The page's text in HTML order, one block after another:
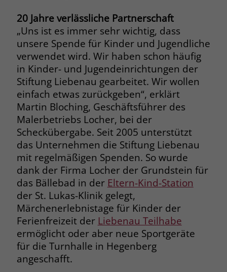
20 Jahre verlässliche Partnerschaft
„Uns ist es immer sehr wichtig, dass
unsere Spende für Kinder und Jugendliche
verwendet wird. Wir haben schon häufig
in Kinder- und Jugendeinrichtungen der
Stiftung Liebenau gearbeitet. Wir wollen
einfach etwas zurückgeben“, erklärt
Martin Bloching, Geschäftsführer des
Malerbetriebs Locher, bei der
Scheckübergabe. Seit 2005 unterstützt
das Unternehmen die Stiftung Liebenau
mit regelmäßigen Spenden. So wurde
dank der Firma Locher der Grundstein für
das Bällebad in der Eltern-Kind-Station
der St. Lukas-Klinik gelegt,
Märchenerlebnistage für Kinder der
Ferienfreizeit der Liebenau Teilhabe
ermöglicht oder aber neue Sportgeräte
für die Turnhalle in Hegenberg
angeschafft.
Anzeige zugewiesen werden können.
Name _gcl_dc
Anbieter Google Ads
Laufzeit 90 Tage
Zweck
Dieses Cookie wird gesetzt, wenn ein
User über einen Klick auf eine Google
Werbeanzeige auf die Website gelangt.
Es enthält Informationen darüber,
welche Werbeanzeige geklickt wurde,
sodass erzielte Erfolge wie z.B.
Bestellungen oder Kontaktanfragen der
Anzeige zugewiesen werden können.
Name _fbp
Anbieter Facebook
Laufzeit